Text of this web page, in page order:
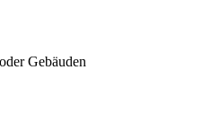
Gebäuden